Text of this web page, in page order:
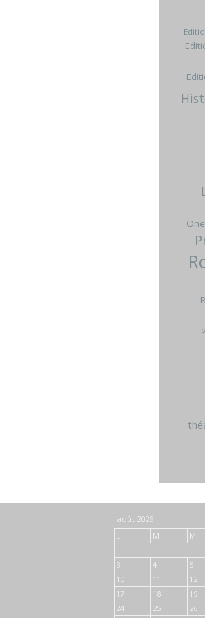
août 2026
L
M M
3
4 5
10
11 12
17
18 19
24
25 26